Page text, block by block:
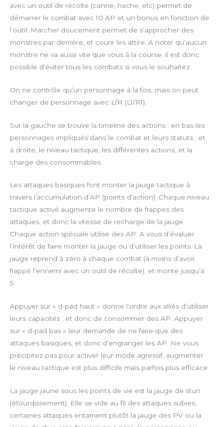
avec un outil de récolte (canne, hache, etc) permet de
démarrer le combat avec 10 AP et un bonus en fonction de
l’outil. Marcher doucement permet de s’approcher des
monstres par-derrière, et courir les attire. A noter qu’aucun
monstre ne va aussi vite que vous à la course, il est donc
possible d’éviter tous les combats si vous le souhaitez.
On ne contrôle qu’un personnage à la fois, mais on peut
changer de personnage avec L/R (L1/R1).
Sur la gauche se trouve la timeline des actions ; en bas les
personnages impliqués dans le combat et leurs statuts ; et
à droite, le niveau tactique, les différentes actions, et la
charge des consommables.
Les attaques basiques font monter la jauge tactique à
travers l’accumulation d’AP (points d’action). Chaque niveau
tactique activé augmente le nombre de frappes des
attaques, et donc la vitesse de recharge de la jauge.
Chaque action spéciale utilise des AP. A vous d’évaluer
l’intérêt de faire monter la jauge ou d’utiliser les points. La
jauge reprend à zéro à chaque combat (à moins d’avoir
frappé l’ennemi avec un outil de récolte), et monte jusqu’à
5.
Appuyer sur « d-pad haut » donne l’ordre aux alliés d’utiliser
leurs capacités ; et donc de consommer des AP. Appuyer
sur « d-pad bas » leur demande de ne faire que des
attaques basiques, et donc d’engranger les AP. Ne vous
précipitez pas pour activer leur mode agressif, augmenter
le niveau tactique est plus difficile mais parfois plus efficace.
La jauge jaune sous les points de vie est la jauge de stun
(étourdissement). Elle se vide au fil des attaques subies,
certaines attaques entament plutôt la jauge des PV ou la